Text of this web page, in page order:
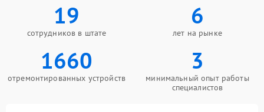
19
сотрудников в штате
6
лет на рынке
1660
отремонтированных устройств
3
минимальный опыт работы
специалистов